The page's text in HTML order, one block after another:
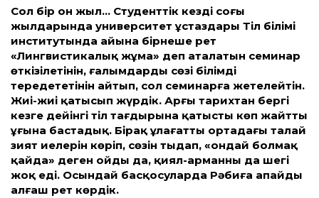
Сол бір он жыл… Студент­тік кездің соңғы
жылдарында университет ұстаздары Тіл білімі
институтында айына бірнеше рет
«Лингвистикалық жұма» деп аталатын семинар
өткізілетінін, ғалымдардың сөзі білімді
тереңдететінін айтып, сол семинарға жетелейтін.
Жиі-жиі қатысып жүрдік. Арғы тарихтан бергі
кезге дейінгі тіл тағдырына қатысты көп жайт­ты
ұғына бастадық. Бірақ ұлағат­ты ортадағы талай
зият иелерін көріп, сөзін тыңдап, «ондай болмақ
қайда» деген ойдың да, қиял-арманның да шегі
жоқ еді. Осындай басқосуларда Рәбиға апайды
алғаш рет көрдік.